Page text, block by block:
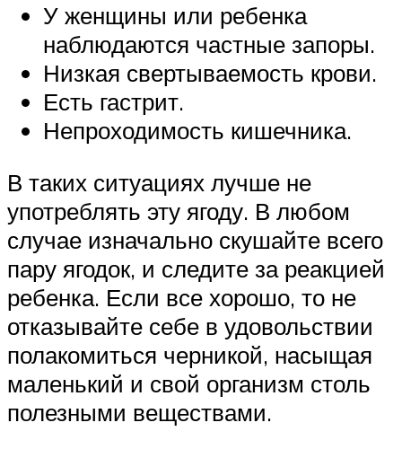
У женщины или ребенка
наблюдаются частные запоры.
Низкая свертываемость крови.
Есть гастрит.
Непроходимость кишечника.
В таких ситуациях лучше не
употреблять эту ягоду. В любом
случае изначально скушайте всего
пару ягодок, и следите за реакцией
ребенка. Если все хорошо, то не
отказывайте себе в удовольствии
полакомиться черникой, насыщая
маленький и свой организм столь
полезными веществами.